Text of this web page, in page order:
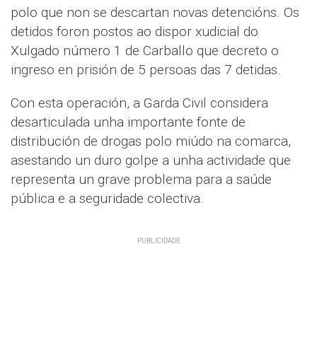
polo que non se descartan novas detencións. Os
detidos foron postos ao dispor xudicial do
Xulgado número 1 de Carballo que decreto o
ingreso en prisión de 5 persoas das 7 detidas.
Con esta operación, a Garda Civil considera
desarticulada unha importante fonte de
distribución de drogas polo miúdo na comarca,
asestando un duro golpe a unha actividade que
representa un grave problema para a saúde
pública e a seguridade colectiva.